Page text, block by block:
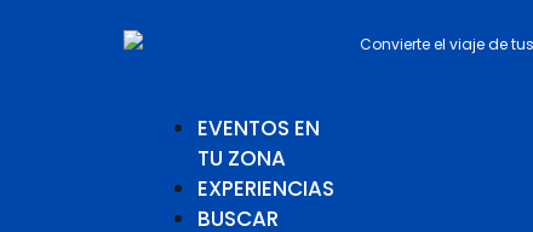
Convierte el viaje de
EVENTOS EN
TU ZONA
EXPERIENCIAS
BUSCAR